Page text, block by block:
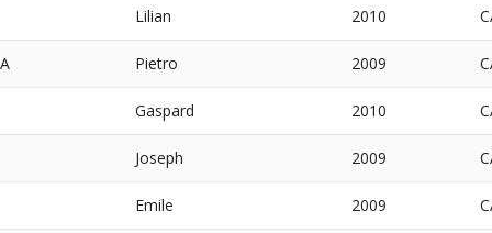
Lilian 2010
Pietro 2009
Gaspard 2010
Joseph 2009
Emile 2009